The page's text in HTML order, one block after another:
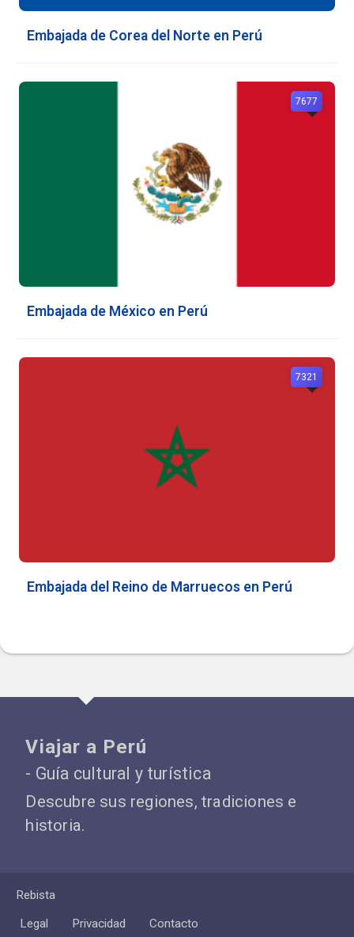
Embajada de Corea del Norte en Perú
Embajada de México en Perú
7677
Embajada del Reino de Marruecos en Perú
7321
Viajar a Perú
- Guía cultural y turística
Descubre sus regiones, tradiciones e
historia.
Rebista
Legal
Privacidad Contacto